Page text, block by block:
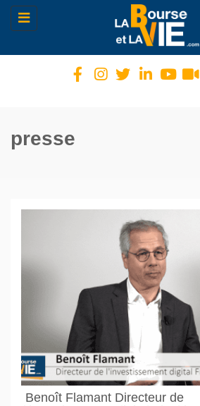
Toggle
navigation
presse
Benoît Flamant Directeur de